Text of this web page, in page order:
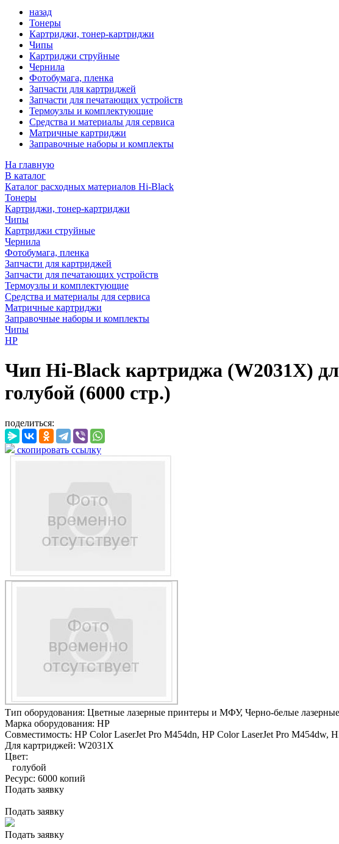
назад
Тонеры
Картриджи, тонер-картриджи
Чипы
Картриджи струйные
Чернила
Фотобумага, пленка
Запчасти для картриджей
Запчасти для печатающих устройств
Термоузлы и комплектующие
Средства и материалы для сервиса
Матричные картриджи
Заправочные наборы и комплекты
На главную
В каталог
Каталог расходных материалов Hi-Black
Тонеры
Картриджи, тонер-картриджи
Чипы
Картриджи струйные
Чернила
Фотобумага, пленка
Запчасти для картриджей
Запчасти для печатающих устройств
Термоузлы и комплектующие
Средства и материалы для сервиса
Матричные картриджи
Заправочные наборы и комплекты
Чипы
HP
Чип Hi-Black картриджа (W2031X)
голубой (6000 стр.)
поделиться:
скопировать ссылку
Тип оборудования: Цветные лазерные принтеры и МФУ, Черно-белые
Марка оборудования: HP
Совместимость: HP Color LaserJet Pro M454dn, HP Color LaserJet Pro M454dw,
Для картриджей: W2031X
Цвет:
голубой
Ресурс: 6000 копий
Подать заявку
Подать заявку
Подать заявку